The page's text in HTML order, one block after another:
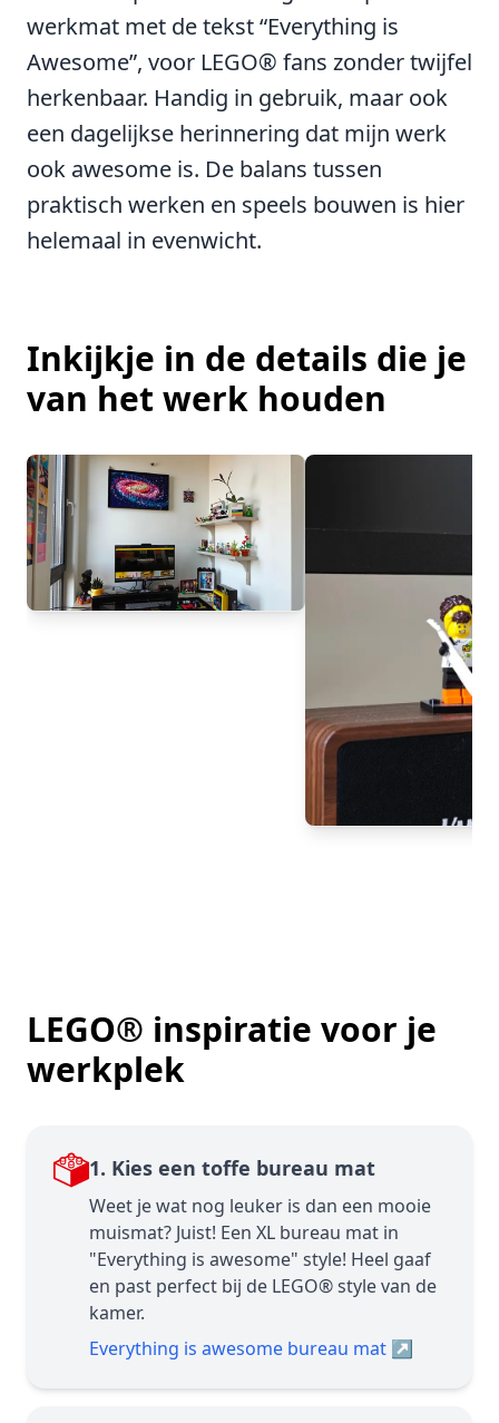
werkmat met de tekst “Everything is
Awesome”, voor LEGO® fans zonder twijfel
herkenbaar. Handig in gebruik, maar ook
een dagelijkse herinnering dat mijn werk
ook awesome is. De balans tussen
praktisch werken en speels bouwen is hier
helemaal in evenwicht.
Inkijkje in de details die je
van het werk houden
LEGO® inspiratie voor je
werkplek
1. Kies een toffe bureau mat
Weet je wat nog leuker is dan een mooie
muismat? Juist! Een XL bureau mat in
"Everything is awesome" style! Heel gaaf
en past perfect bij de LEGO® style van de
kamer.
Everything is awesome bureau mat ↗